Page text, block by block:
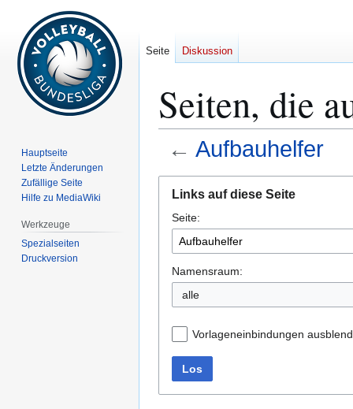
Seiten, die
← Aufbauhelfer
Navigation
springen
Suche
springen
Links auf diese Seite
Seite:
Namensraum:
alle
Vorlageneinbindungen
Los
Seite Diskussion
Hauptseite
Letzte Änderungen
Zufällige Seite
Hilfe zu MediaWiki
Werkzeuge
Spezialseiten
Druckversion